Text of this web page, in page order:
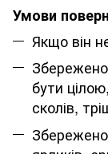
Умови
Якщо він
бути
сколів,
Збережено